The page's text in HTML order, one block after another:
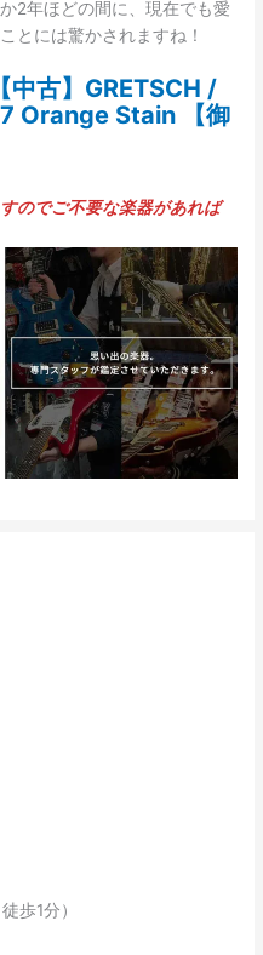
2年ほどの間に、現在でも愛
とには驚かされますね！
中古】GRETSCH /
Orange Stain 【御
のでご不要な楽器があれば
歩1分）